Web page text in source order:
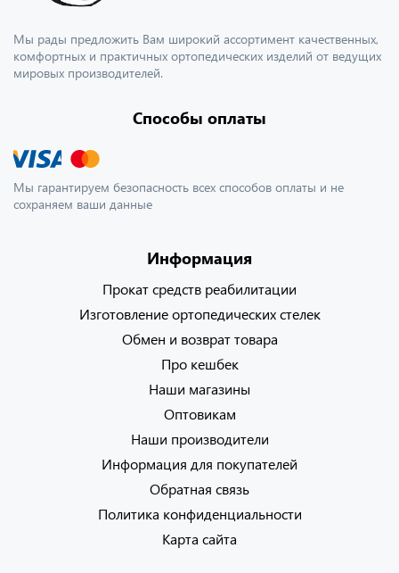
Мы рады предложить Вам широкий ассортимент качественных,
комфортных и практичных ортопедических изделий от ведущих
мировых производителей.
Способы оплаты
Мы гарантируем безопасность всех способов оплаты и не
сохраняем ваши данные
Информация
Прокат средств реабилитации
Изготовление ортопедических стелек
Обмен и возврат товара
Про кешбек
Наши магазины
Оптовикам
Наши производители
Информация для покупателей
Обратная связь
Политика конфиденциальности
Карта сайта